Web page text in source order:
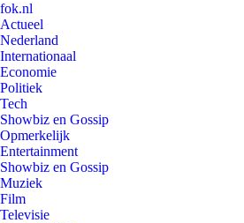
fok.nl
Actueel
Nederland
Internationaal
Economie
Politiek
Tech
Showbiz en Gossip
Opmerkelijk
Entertainment
Showbiz en Gossip
Muziek
Film
Televisie